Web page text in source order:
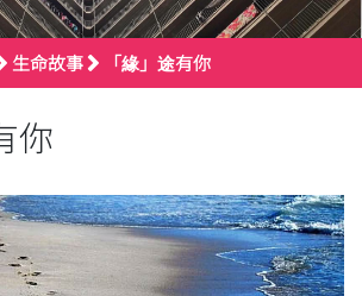
生命故事 「緣」途有你
你